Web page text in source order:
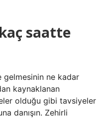
saatte
gelmesinin ne kadar
kaynaklanan
olduğu gibi tavsiyeler
danışın. Zehirli